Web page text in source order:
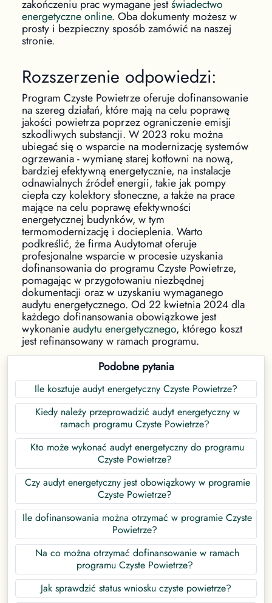
zakończeniu prac wymagane jestświadectwo
energetyczne online. Oba dokumenty możesz w
prosty i bezpieczny sposób zamówić na naszej
stronie.
Rozszerzenie odpowiedzi:
Program Czyste Powietrze oferuje dofinansowanie
na szereg działań, które mają na celu poprawę
jakości powietrza poprzez ograniczenie emisji
szkodliwych substancji. W 2023 roku można
ubiegać się o wsparcie na modernizację systemów
ogrzewania - wymianę starej kotłowni na nową,
bardziej efektywną energetycznie, na instalacje
odnawialnych źródeł energii, takie jak pompy
ciepła czy kolektory słoneczne, a także na prace
mające na celu poprawę efektywności
energetycznej budynków, w tym
termomodernizację i docieplenia. Warto
podkreślić, że firma Audytomat oferuje
profesjonalne wsparcie w procesie uzyskania
dofinansowania do programu Czyste Powietrze,
pomagając w przygotowaniu niezbędnej
dokumentacji oraz w uzyskaniu wymaganego
audytu energetycznego. Od 22 kwietnia 2024 dla
każdego dofinansowania obowiązkowe jest
wykonanieaudytu energetycznego, którego koszt
jest refinansowany w ramach programu.
Podobne pytania
Ile kosztuje audyt energetyczny Czyste Powietrze?
Kiedy należy przeprowadzić audyt energetyczny w
ramach programu Czyste Powietrze?
Kto może wykonać audyt energetyczny do programu
Czyste Powietrze?
Czy audyt energetyczny jest obowiązkowy w programie
Czyste Powietrze?
Ile dofinansowania można otrzymać w programie Czyste
Powietrze?
Na co można otrzymać dofinansowanie w ramach
programu Czyste Powietrze?
Jak sprawdzić status wniosku czyste powietrze?